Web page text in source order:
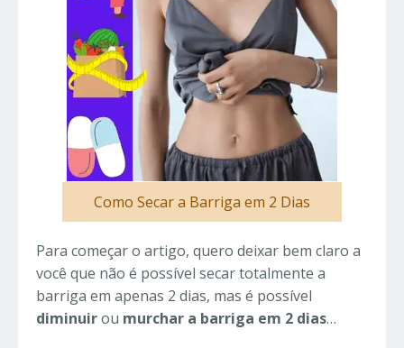
Como Secar a Barriga em 2 Dias
Para começar o artigo, quero deixar bem claro a
você que não é possível secar totalmente a
barriga em apenas 2 dias, mas é possível
diminuirou murchar a barriga em 2 dias…